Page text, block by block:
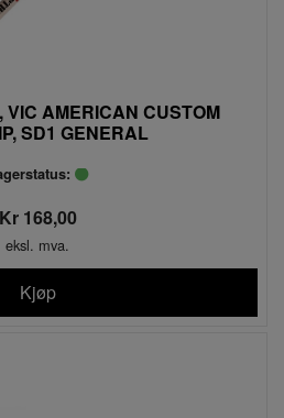
VIC AMERICAN CUSTOM
SD1 GENERAL
Kr 168,00
eksl. mva.
Kjøp